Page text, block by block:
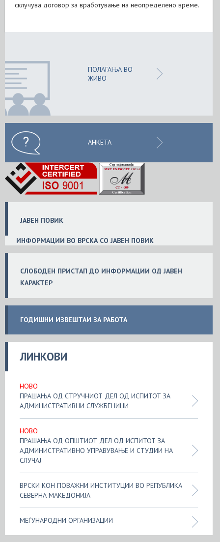
склучува договор за вработување на неопределено време.
ПОЛАГАЊА ВО
ЖИВО
АНКЕТА
ЈАВЕН ПОВИК
ИНФОРМАЦИИ ВО ВРСКА СО ЈАВЕН ПОВИК
СЛОБОДЕН ПРИСТАП ДО ИНФОРМАЦИИ ОД ЈАВЕН
КАРАКТЕР
ГОДИШНИ ИЗВЕШТАИ ЗА РАБОТА
ЛИНКОВИ
НОВО
ПРАШАЊА ОД СТРУЧНИОТ ДЕЛ ОД ИСПИТОТ ЗА
АДМИНИСТРАТИВНИ СЛУЖБЕНИЦИ
НОВО
ПРАШАЊА ОД ОПШТИОТ ДЕЛ ОД ИСПИТОТ ЗА
АДМИНИСТРАТИВНО УПРАВУВАЊЕ И СТУДИИ НА
СЛУЧАЈ
ВРСКИ КОН ПОВАЖНИ ИНСТИТУЦИИ ВО РЕПУБЛИКА
СЕВЕРНА МАКЕДОНИЈА
МЕЃУНАРОДНИ ОРГАНИЗАЦИИ